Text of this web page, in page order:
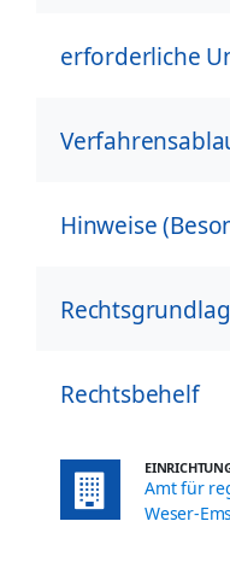
erforderliche
Hinweise
Rechtsbehelf
Amt für
Weser-Ems